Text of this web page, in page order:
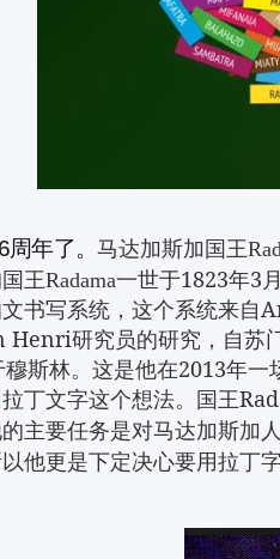
周年了。马达加斯加国王
王Radama一世于1823年3
书写系统，这个系统来自
Henri研究员的研究，自苏
穆斯林。这是他在2013年一
丁文字这个想法。国王
主要任务是对马达加斯加
他更是下定决心要用拉丁